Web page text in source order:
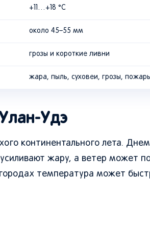
+11…+18 °C
около 45–55 мм
грозы и короткие ливни
жара, пыль, суховеи, грозы,
Удэ
континентального лета.
жару, а ветер может
температура может